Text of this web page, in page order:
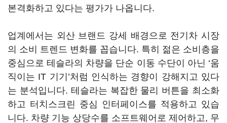
본격화하고 있다는 평가가 나옵니다.
업계에서는 외산 브랜드 강세 배경으로 전기차 시장
의 소비 트렌드 변화를 꼽습니다. 특히 젊은 소비층을
중심으로 테슬라의 차량을 단순 이동 수단이 아닌 ‘움
직이는 IT 기기’처럼 인식하는 경향이 강해지고 있다
는 분석입니다. 테슬라는 복잡한 물리 버튼을 최소화
하고 터치스크린 중심 인터페이스를 적용하고 있습
니다. 차량 기능 상당수를 소프트웨어로 제어하고, 무